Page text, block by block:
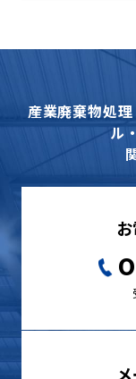
産業廃棄物処
ル